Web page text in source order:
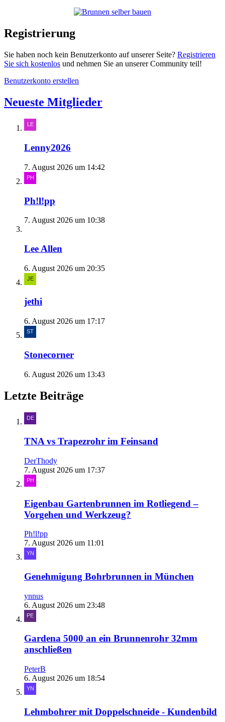
Registrierung
Sie haben noch kein Benutzerkonto auf unserer Seite? Registrieren
Sie sich kostenlos und nehmen Sie an unserer Community teil!
Benutzerkonto erstellen
Neueste Mitglieder
Lenny2026
7. August 2026 um 14:42
Ph!l!pp
7. August 2026 um 10:38
Lee Allen
6. August 2026 um 20:35
jethi
6. August 2026 um 17:17
Stonecorner
6. August 2026 um 13:43
Letzte Beiträge
TNA vs Trapezrohr im Feinsand
DerThody
7. August 2026 um 17:37
Eigenbau Gartenbrunnen im Rotliegend –
Vorgehen und Werkzeug?
Ph!l!pp
7. August 2026 um 11:01
Genehmigung Bohrbrunnen in München
ynnus
6. August 2026 um 23:48
Gardena 5000 an ein Brunnenrohr 32mm
anschließen
PeterB
6. August 2026 um 18:54
Lehmbohrer mit Doppelschneide - Kundenbild